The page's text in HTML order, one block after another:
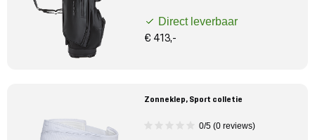
Direct leverbaar
€ 413,-
Zonneklep, Sport colletie
0/5 (0 reviews)